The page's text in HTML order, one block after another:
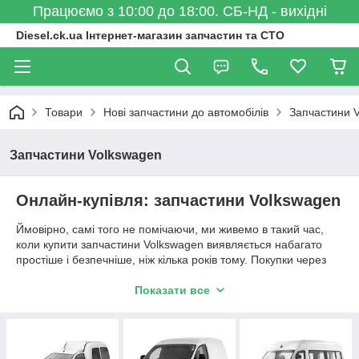
Працюємо з 10:00 до 18:00. СБ-НД - вихідні
Diesel.ck.ua Інтернет-магазин запчастин та СТО
Товари Нові запчастини до автомобілів Запчастини
Запчастини Volkswagen
Онлайн-купівля: запчастини Volkswagen
Ймовірно, самі того не помічаючи, ми живемо в такий час,
коли купити запчастини Volkswagen виявляється набагато
простіше і безпечніше, ніж кілька років тому. Покупки через
запчастини VW онлайн є раціональним.
Згідно статистичних даних, продажі нових автомобілі марки
Volkswagen займали одне з провідних місць в Україні в 2017-
Показати все